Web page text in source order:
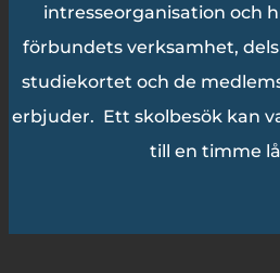
intresseorganisation och
förbundets verksamhet,
studiekortet och de
erbjuder. Ett skolbesök kan
till en timme